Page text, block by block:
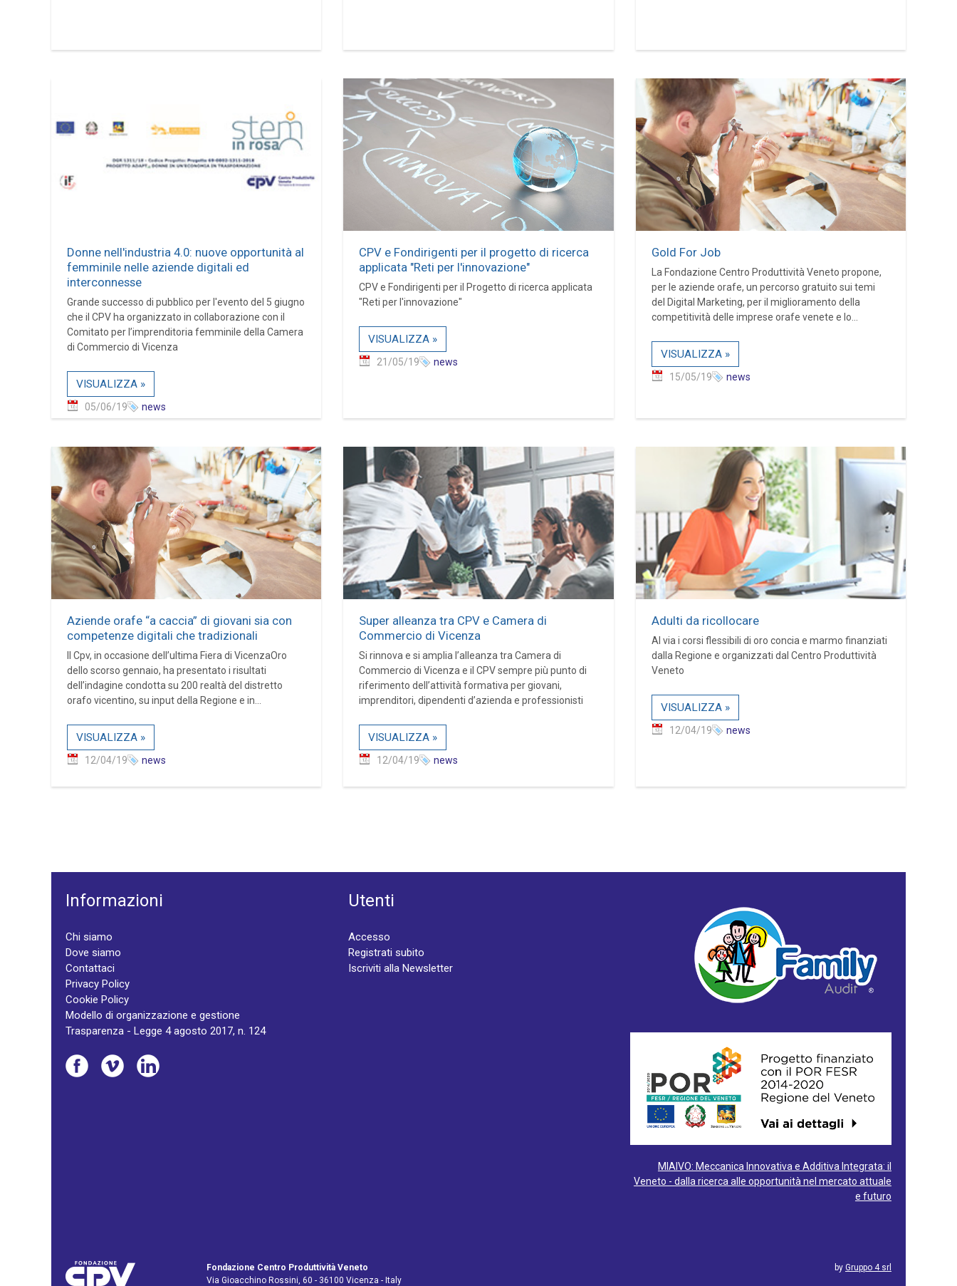
Donne nell'industria 4.0: nuove opportunità al
femminile nelle aziende digitali ed
interconnesse
Grande successo di pubblico per l'evento del 5 giugno
che il CPV ha organizzato in collaborazione con il
Comitato per l’imprenditoria femminile della Camera
di Commercio di Vicenza
VISUALIZZA »
05/06/19 news
CPV e Fondirigenti per il progetto di ricerca
applicata "Reti per l'innovazione"
CPV e Fondirigenti per il Progetto di ricerca applicata
"Reti per l'innovazione"
VISUALIZZA »
21/05/19 news
Gold For Job
La Fondazione Centro Produttività Veneto propone,
per le aziende orafe, un percorso gratuito sui temi
del Digital Marketing, per il miglioramento della
competitività delle imprese orafe venete e lo...
VISUALIZZA »
15/05/19 news
Aziende orafe “a caccia” di giovani sia con
competenze digitali che tradizionali
Il Cpv, in occasione dell’ultima Fiera di VicenzaOro
dello scorso gennaio, ha presentato i risultati
dell’indagine condotta su 200 realtà del distretto
orafo vicentino, su input della Regione e in...
VISUALIZZA »
12/04/19 news
Super alleanza tra CPV e Camera di
Commercio di Vicenza
Si rinnova e si amplia l’alleanza tra Camera di
Commercio di Vicenza e il CPV sempre più punto di
riferimento dell’attività formativa per giovani,
imprenditori, dipendenti d’azienda e professionisti
VISUALIZZA »
12/04/19 news
Adulti da ricollocare
Al via i corsi flessibili di oro concia e marmo finanziati
dalla Regione e organizzati dal Centro Produttività
Veneto
VISUALIZZA »
12/04/19 news
Informazioni
Chi siamo
Dove siamo
Contattaci
Privacy Policy
Cookie Policy
Modello di organizzazione e gestione
Trasparenza - Legge 4 agosto 2017, n. 124
Utenti
Accesso
Registrati subito
Iscriviti alla Newsletter
MIAIVO: Meccanica Innovativa e Additiva Integrata: il
Veneto - dalla ricerca alle opportunità nel mercato attuale
e futuro
Fondazione Centro Produttività Veneto
Via Gioacchino Rossini, 60 - 36100 Vicenza - Italy
by Gruppo 4 srl